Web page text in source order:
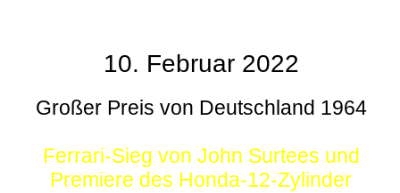
10. Februar 2022
Großer Preis von Deutschland 1964
Ferrari-Sieg von John Surtees und
Premiere des Honda-12-Zylinder